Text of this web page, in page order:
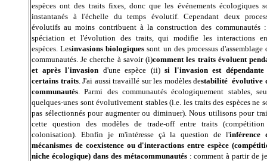
espèces ont des traits fixes, donc que les événements écologiques
instantanés à l'échelle du temps évolutif. Cependant deux
évolutifs au moins contribuent à la construction des communautés
spéciation et l'évolution des traits, qui modifie les interactions
espèces. Lesinvasions biologiques sont un des processus d'assemblage
communautés. Je cherche à savoir (i)comment les traits évoluent
et après l'invasion d'une espèce (ii)si l'invasion est dépendante
certains traits. J'ai aussi travaillé sur les modèles destabilité évolutive
communautés . Parmi des communautés écologiquement stables,
quelques-unes sont évolutivement stables (i.e. les traits des espèces ne
pas sélectionnés pour augmenter ou diminuer). Nous utilisons pour
cette question des modèles de trade-off entre traits
colonisation). Ebnfin je m'intéresse çà la question de l'inférence
mécanismes de coexistence ou d'interactions entre espèce
niche écologique) dans des métacommunautés: comment à partir de